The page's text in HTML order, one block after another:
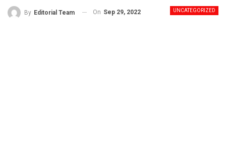
UNCATEGORIZED
By Editorial Team On Sep 29, 2022